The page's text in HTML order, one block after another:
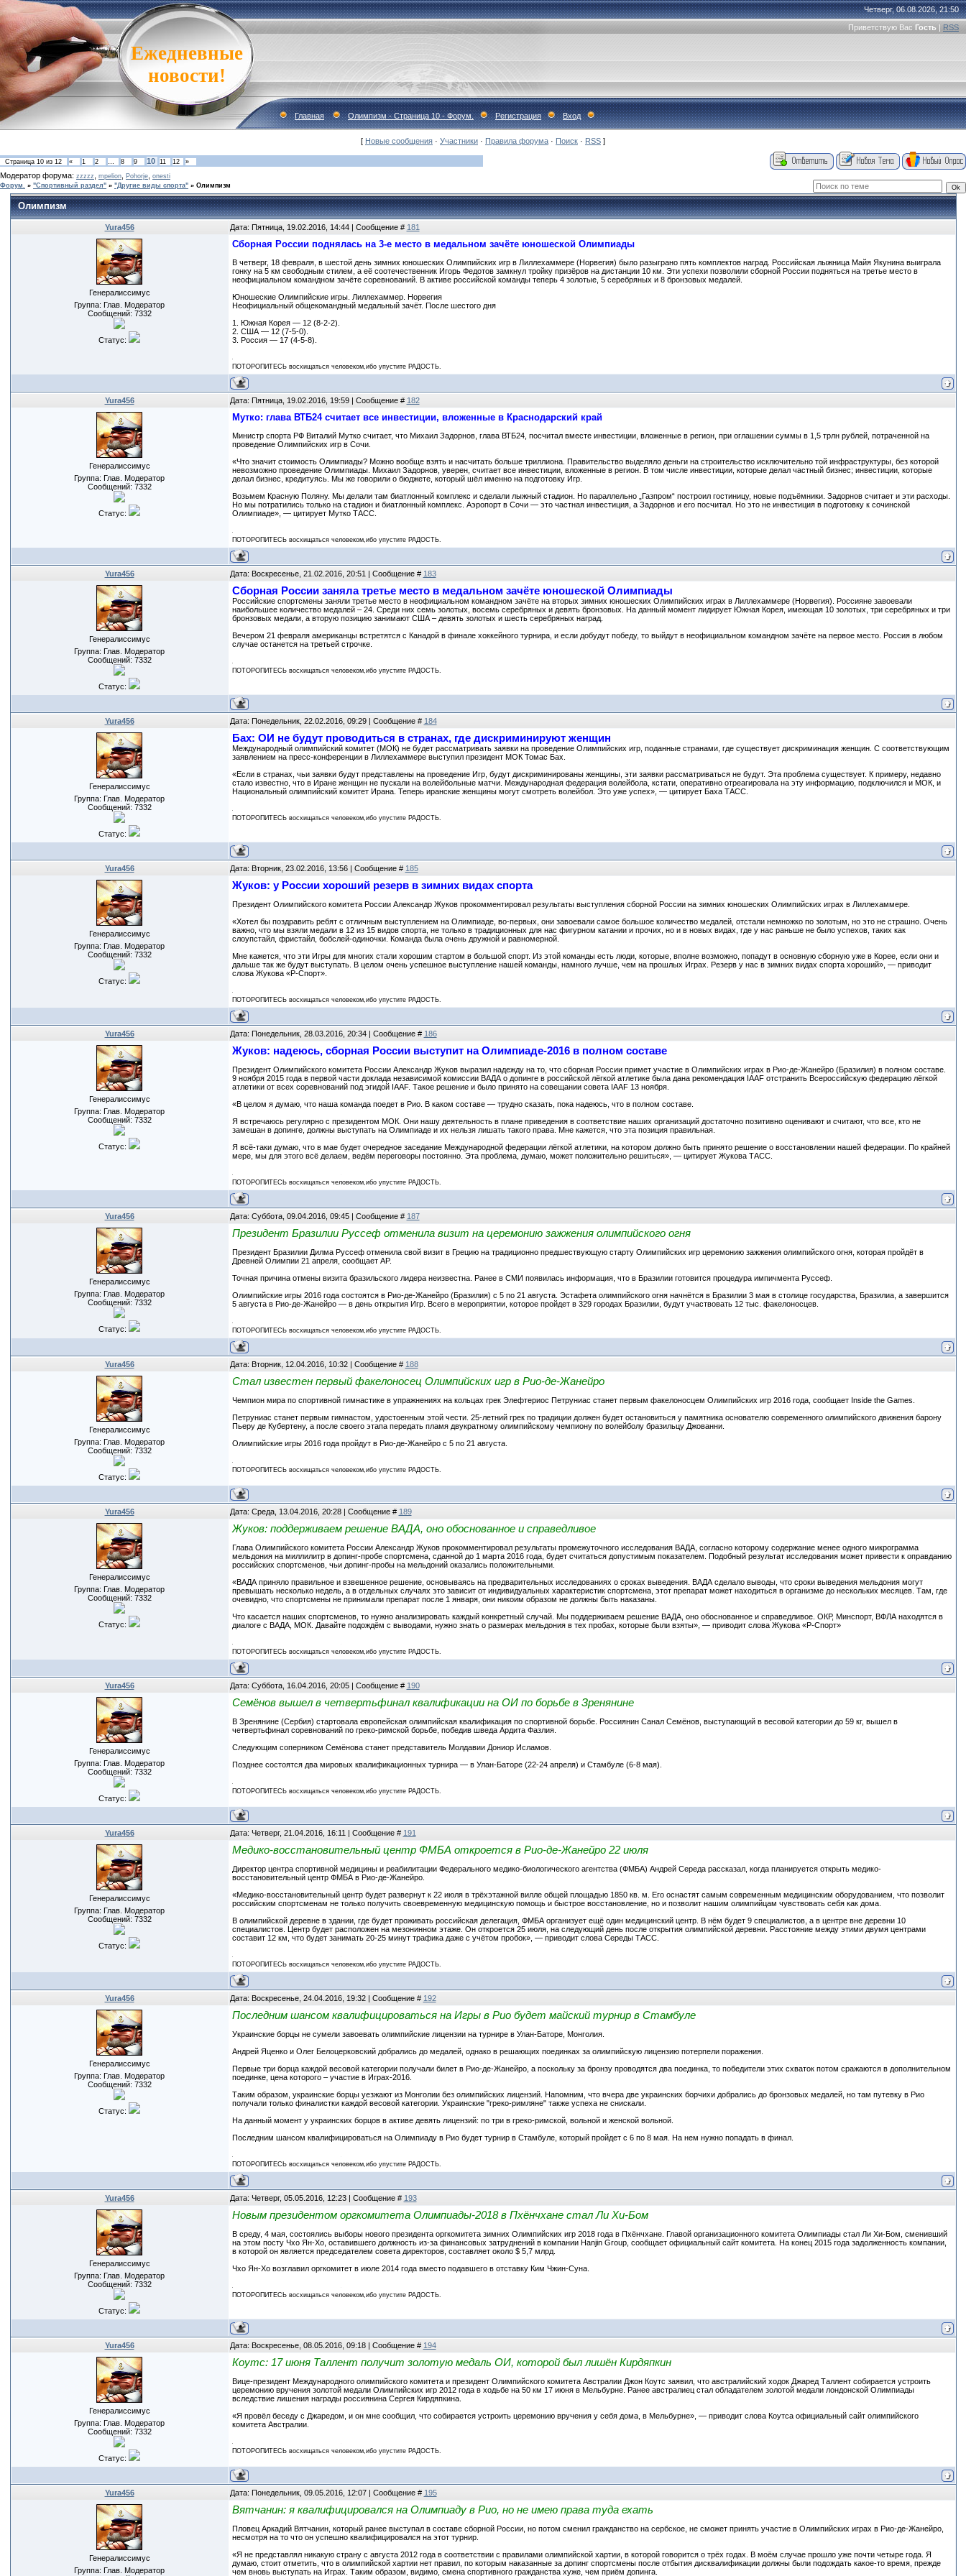
Ежедневные
новости!
Четверг, 06.08.2026, 21:50
Приветствую Вас Гость | RSS
Главная Олимпизм - Страница 10 - Форум. Регистрация Вход
[ Новые сообщения · Участники · Правила форума · Поиск · RSS ]
Страница 10 из 12 « 1 2 … 8 9 10 11 12 »
Модератор форума: zzzzz mpelion Pohorje onesti
Форум. » "Спортивный раздел" » "Другие виды спорта" » Олимпизм
Олимпизм
Yura456 Дата: Пятница, 19.02.2016, 14:44 | Сообщение # 181
Генералиссимус
Группа: Глав. Модератор
Сообщений: 7332
Статус:
Сборная России поднялась на 3-е место в медальном зачёте юношеской Олимпиады
В четверг, 18 февраля, в шестой день зимних юношеских Олимпийских игр в Лиллехаммере (Норвегия) было разыграно пять комплектов наград. Российская лыжница Майя Якунина выиграла
гонку на 5 км свободным стилем, а её соотечественник Игорь Федотов замкнул тройку призёров на дистанции 10 км. Эти успехи позволили сборной России подняться на третье место в
неофициальном командном зачёте соревнований. В активе российской команды теперь 4 золотые, 5 серебряных и 8 бронзовых медалей.
Юношеские Олимпийские игры. Лиллехаммер. Норвегия
Неофициальный общекомандный медальный зачёт. После шестого дня
1. Южная Корея — 12 (8-2-2).
2. США — 12 (7-5-0).
3. Россия — 17 (4-5-8).
ПОТОРОПИТЕСЬ восхищаться человеком,ибо упустите РАДОСТЬ.
Yura456 Дата: Пятница, 19.02.2016, 19:59 | Сообщение # 182
Генералиссимус
Группа: Глав. Модератор
Сообщений: 7332
Статус:
Мутко: глава ВТБ24 считает все инвестиции, вложенные в Краснодарский край
Министр спорта РФ Виталий Мутко считает, что Михаил Задорнов, глава ВТБ24, посчитал вместе инвестиции, вложенные в регион, при оглашении суммы в 1,5 трлн рублей, потраченной на
проведение Олимпийских игр в Сочи.
«Что значит стоимость Олимпиады? Можно вообще взять и насчитать больше триллиона. Правительство выделяло деньги на строительство исключительно той инфраструктуры, без которой
невозможно проведение Олимпиады. Михаил Задорнов, уверен, считает все инвестиции, вложенные в регион. В том числе инвестиции, которые делал частный бизнес; инвестиции, которые
делал бизнес, кредитуясь. Мы же говорили о бюджете, который шёл именно на подготовку Игр.
Возьмем Красную Поляну. Мы делали там биатлонный комплекс и сделали лыжный стадион. Но параллельно „Газпром“ построил гостиницу, новые подъёмники. Задорнов считает и эти расходы.
Но мы потратились только на стадион и биатлонный комплекс. Аэропорт в Сочи — это частная инвестиция, а Задорнов и его посчитал. Но это не инвестиция в подготовку к сочинской
Олимпиаде», — цитирует Мутко ТАСС.
ПОТОРОПИТЕСЬ восхищаться человеком,ибо упустите РАДОСТЬ.
Yura456 Дата: Воскресенье, 21.02.2016, 20:51 | Сообщение # 183
Генералиссимус
Группа: Глав. Модератор
Сообщений: 7332
Статус:
Сборная России заняла третье место в медальном зачёте юношеской Олимпиады
Российские спортсмены заняли третье место в неофициальном командном зачёте на вторых зимних юношеских Олимпийских играх в Лиллехаммере (Норвегия). Россияне завоевали
наибольшее количество медалей – 24. Среди них семь золотых, восемь серебряных и девять бронзовых. На данный момент лидирует Южная Корея, имеющая 10 золотых, три серебряных и три
бронзовых медали, а вторую позицию занимают США – девять золотых и шесть серебряных наград.
Вечером 21 февраля американцы встретятся с Канадой в финале хоккейного турнира, и если добудут победу, то выйдут в неофициальном командном зачёте на первое место. Россия в любом
случае останется на третьей строчке.
ПОТОРОПИТЕСЬ восхищаться человеком,ибо упустите РАДОСТЬ.
Yura456 Дата: Понедельник, 22.02.2016, 09:29 | Сообщение # 184
Генералиссимус
Группа: Глав. Модератор
Сообщений: 7332
Статус:
Бах: ОИ не будут проводиться в странах, где дискриминируют женщин
Международный олимпийский комитет (МОК) не будет рассматривать заявки на проведение Олимпийских игр, поданные странами, где существует дискриминация женщин. С соответствующим
заявлением на пресс-конференции в Лиллехаммере выступил президент МОК Томас Бах.
«Если в странах, чьи заявки будут представлены на проведение Игр, будут дискриминированы женщины, эти заявки рассматриваться не будут. Эта проблема существует. К примеру, недавно
стало известно, что в Иране женщин не пускали на волейбольные матчи. Международная федерация волейбола, кстати, оперативно отреагировала на эту информацию, подключился и МОК, и
Национальный олимпийский комитет Ирана. Теперь иранские женщины могут смотреть волейбол. Это уже успех», — цитирует Баха ТАСС.
ПОТОРОПИТЕСЬ восхищаться человеком,ибо упустите РАДОСТЬ.
Yura456 Дата: Вторник, 23.02.2016, 13:56 | Сообщение # 185
Генералиссимус
Группа: Глав. Модератор
Сообщений: 7332
Статус:
Жуков: у России хороший резерв в зимних видах спорта
Президент Олимпийского комитета России Александр Жуков прокомментировал результаты выступления сборной России на зимних юношеских Олимпийских играх в Лиллехаммере.
«Хотел бы поздравить ребят с отличным выступлением на Олимпиаде, во-первых, они завоевали самое большое количество медалей, отстали немножко по золотым, но это не страшно. Очень
важно, что мы взяли медали в 12 из 15 видов спорта, не только в традиционных для нас фигурном катании и прочих, но и в новых видах, где у нас раньше не было успехов, таких как
слоупстайл, фристайл, бобслей-одиночки. Команда была очень дружной и равномерной.
Мне кажется, что эти Игры для многих стали хорошим стартом в большой спорт. Из этой команды есть люди, которые, вполне возможно, попадут в основную сборную уже в Корее, если они и
дальше так же будут выступать. В целом очень успешное выступление нашей команды, намного лучше, чем на прошлых Играх. Резерв у нас в зимних видах спорта хороший», — приводит
слова Жукова «Р-Спорт».
ПОТОРОПИТЕСЬ восхищаться человеком,ибо упустите РАДОСТЬ.
Yura456 Дата: Понедельник, 28.03.2016, 20:34 | Сообщение # 186
Генералиссимус
Группа: Глав. Модератор
Сообщений: 7332
Статус:
Жуков: надеюсь, сборная России выступит на Олимпиаде-2016 в полном составе
Президент Олимпийского комитета России Александр Жуков выразил надежду на то, что сборная России примет участие в Олимпийских играх в Рио-де-Жанейро (Бразилия) в полном составе.
9 ноября 2015 года в первой части доклада независимой комиссии ВАДА о допинге в российской лёгкой атлетике была дана рекомендация IAAF отстранить Всероссийскую федерацию лёгкой
атлетики от всех соревнований под эгидой IAAF. Такое решение и было принято на совещании совета IAAF 13 ноября.
«В целом я думаю, что наша команда поедет в Рио. В каком составе — трудно сказать, пока надеюсь, что в полном составе.
Я встречаюсь регулярно с президентом МОК. Они нашу деятельность в плане приведения в соответствие наших организаций достаточно позитивно оценивают и считают, что все, кто не
замешан в допинге, должны выступать на Олимпиаде и их нельзя лишать такого права. Мне кажется, что эта позиция правильная.
Я всё-таки думаю, что в мае будет очередное заседание Международной федерации лёгкой атлетики, на котором должно быть принято решение о восстановлении нашей федерации. По крайней
мере, мы для этого всё делаем, ведём переговоры постоянно. Эта проблема, думаю, может положительно решиться», — цитирует Жукова ТАСС.
ПОТОРОПИТЕСЬ восхищаться человеком,ибо упустите РАДОСТЬ.
Yura456 Дата: Суббота, 09.04.2016, 09:45 | Сообщение # 187
Генералиссимус
Группа: Глав. Модератор
Сообщений: 7332
Статус:
Президент Бразилии Руссеф отменила визит на церемонию зажжения олимпийского огня
Президент Бразилии Дилма Руссеф отменила свой визит в Грецию на традиционно предшествующую старту Олимпийских игр церемонию зажжения олимпийского огня, которая пройдёт в
Древней Олимпии 21 апреля, сообщает AP.
Точная причина отмены визита бразильского лидера неизвестна. Ранее в СМИ появилась информация, что в Бразилии готовится процедура импичмента Руссеф.
Олимпийские игры 2016 года состоятся в Рио-де-Жанейро (Бразилия) с 5 по 21 августа. Эстафета олимпийского огня начнётся в Бразилии 3 мая в столице государства, Бразилиа, а завершится
5 августа в Рио-де-Жанейро — в день открытия Игр. Всего в мероприятии, которое пройдет в 329 городах Бразилии, будут участвовать 12 тыс. факелоносцев.
ПОТОРОПИТЕСЬ восхищаться человеком,ибо упустите РАДОСТЬ.
Yura456 Дата: Вторник, 12.04.2016, 10:32 | Сообщение # 188
Генералиссимус
Группа: Глав. Модератор
Сообщений: 7332
Статус:
Стал известен первый факелоносец Олимпийских игр в Рио-де-Жанейро
Чемпион мира по спортивной гимнастике в упражнениях на кольцах грек Элефтериос Петруниас станет первым факелоносцем Олимпийских игр 2016 года, сообщает Inside the Games.
Петруниас станет первым гимнастом, удостоенным этой чести. 25-летний грек по традиции должен будет остановиться у памятника основателю современного олимпийского движения барону
Пьеру де Кубертену, а после своего этапа передать пламя двукратному олимпийскому чемпиону по волейболу бразильцу Джованни.
Олимпийские игры 2016 года пройдут в Рио-де-Жанейро с 5 по 21 августа.
ПОТОРОПИТЕСЬ восхищаться человеком,ибо упустите РАДОСТЬ.
Yura456 Дата: Среда, 13.04.2016, 20:28 | Сообщение # 189
Генералиссимус
Группа: Глав. Модератор
Сообщений: 7332
Статус:
Жуков: поддерживаем решение ВАДА, оно обоснованное и справедливое
Глава Олимпийского комитета России Александр Жуков прокомментировал результаты промежуточного исследования ВАДА, согласно которому содержание менее одного микрограмма
мельдония на миллилитр в допинг-пробе спортсмена, сданной до 1 марта 2016 года, будет считаться допустимым показателем. Подобный результат исследования может привести к оправданию
российских спортсменов, чьи допинг-пробы на мельдоний оказались положительными.
«ВАДА приняло правильное и взвешенное решение, основываясь на предварительных исследованиях о сроках выведения. ВАДА сделало выводы, что сроки выведения мельдония могут
превышать несколько недель, а в отдельных случаях это зависит от индивидуальных характеристик спортсмена, этот препарат может находиться в организме до нескольких месяцев. Там, где
очевидно, что спортсмены не принимали препарат после 1 января, они никоим образом не должны быть наказаны.
Что касается наших спортсменов, то нужно анализировать каждый конкретный случай. Мы поддерживаем решение ВАДА, оно обоснованное и справедливое. ОКР, Минспорт, ВФЛА находятся в
диалоге с ВАДА, МОК. Давайте подождём с выводами, нужно знать о размерах мельдония в тех пробах, которые были взяты», — приводит слова Жукова «Р-Спорт»
ПОТОРОПИТЕСЬ восхищаться человеком,ибо упустите РАДОСТЬ.
Yura456 Дата: Суббота, 16.04.2016, 20:05 | Сообщение # 190
Генералиссимус
Группа: Глав. Модератор
Сообщений: 7332
Статус:
Семёнов вышел в четвертьфинал квалификации на ОИ по борьбе в Зренянине
В Зренянине (Сербия) стартовала европейская олимпийская квалификация по спортивной борьбе. Россиянин Санал Семёнов, выступающий в весовой категории до 59 кг, вышел в
четвертьфинал соревнований по греко-римской борьбе, победив шведа Ардита Фазлия.
Следующим соперником Семёнова станет представитель Молдавии Дониор Исламов.
Позднее состоятся два мировых квалификационных турнира — в Улан-Баторе (22-24 апреля) и Стамбуле (6-8 мая).
ПОТОРОПИТЕСЬ восхищаться человеком,ибо упустите РАДОСТЬ.
Yura456 Дата: Четверг, 21.04.2016, 16:11 | Сообщение # 191
Генералиссимус
Группа: Глав. Модератор
Сообщений: 7332
Статус:
Медико-восстановительный центр ФМБА откроется в Рио-де-Жанейро 22 июля
Директор центра спортивной медицины и реабилитации Федерального медико-биологического агентства (ФМБА) Андрей Середа рассказал, когда планируется открыть медико-
восстановительный центр ФМБА в Рио-де-Жанейро.
«Медико-восстановительный центр будет развернут к 22 июля в трёхэтажной вилле общей площадью 1850 кв. м. Его оснастят самым современным медицинским оборудованием, что позволит
российским спортсменам не только получить своевременную медицинскую помощь и быстрое восстановление, но и позволит нашим олимпийцам чувствовать себя как дома.
В олимпийской деревне в здании, где будет проживать российская делегация, ФМБА организует ещё один медицинский центр. В нём будет 9 специалистов, а в центре вне деревни 10
специалистов. Центр будет расположен на мезонинном этаже. Он откроется 25 июля, на следующий день после открытия олимпийской деревни. Расстояние между этими двумя центрами
составит 12 км, что будет занимать 20-25 минут трафика даже с учётом пробок», — приводит слова Середы ТАСС.
ПОТОРОПИТЕСЬ восхищаться человеком,ибо упустите РАДОСТЬ.
Yura456 Дата: Воскресенье, 24.04.2016, 19:32 | Сообщение # 192
Генералиссимус
Группа: Глав. Модератор
Сообщений: 7332
Статус:
Последним шансом квалифицироваться на Игры в Рио будет майский турнир в Стамбуле
Украинские борцы не сумели завоевать олимпийские лицензии на турнире в Улан-Баторе, Монголия.
Андрей Яценко и Олег Белоцерковский добрались до медалей, однако в решающих поединках за олимпийскую лицензию потерпели поражения.
Первые три борца каждой весовой категории получали билет в Рио-де-Жанейро, а поскольку за бронзу проводятся два поединка, то победители этих схваток потом сражаются в дополнительном
поединке, цена которого – участие в Играх-2016.
Таким образом, украинские борцы уезжают из Монголии без олимпийских лицензий. Напомним, что вчера две украинских борчихи добрались до бронзовых медалей, но там путевку в Рио
получали только финалистки каждой весовой категории. Украинские "греко-римляне" также успеха не снискали.
На данный момент у украинских борцов в активе девять лицензий: по три в греко-римской, вольной и женской вольной.
Последним шансом квалифицироваться на Олимпиаду в Рио будет турнир в Стамбуле, который пройдет с 6 по 8 мая. На нем нужно попадать в финал.
ПОТОРОПИТЕСЬ восхищаться человеком,ибо упустите РАДОСТЬ.
Yura456 Дата: Четверг, 05.05.2016, 12:23 | Сообщение # 193
Генералиссимус
Группа: Глав. Модератор
Сообщений: 7332
Статус:
Новым президентом оргкомитета Олимпиады-2018 в Пхёнчхане стал Ли Хи-Бом
В среду, 4 мая, состоялись выборы нового президента оргкомитета зимних Олимпийских игр 2018 года в Пхёнчхане. Главой организационного комитета Олимпиады стал Ли Хи-Бом, сменивший
на этом посту Чхо Ян-Хо, оставившего должность из-за финансовых затруднений в компании Hanjin Group, сообщает официальный сайт комитета. На конец 2015 года задолженность компании,
в которой он является председателем совета директоров, составляет около $ 5,7 млрд.
Чхо Ян-Хо возглавил оргкомитет в июле 2014 года вместо подавшего в отставку Ким Чжин-Суна.
ПОТОРОПИТЕСЬ восхищаться человеком,ибо упустите РАДОСТЬ.
Yura456 Дата: Воскресенье, 08.05.2016, 09:18 | Сообщение # 194
Генералиссимус
Группа: Глав. Модератор
Сообщений: 7332
Статус:
Коутс: 17 июня Таллент получит золотую медаль ОИ, которой был лишён Кирдяпкин
Вице-президент Международного олимпийского комитета и президент Олимпийского комитета Австралии Джон Коутс заявил, что австралийский ходок Джаред Таллент собирается устроить
церемонию вручения золотой медали Олимпийских игр 2012 года в ходьбе на 50 км 17 июня в Мельбурне. Ранее австралиец стал обладателем золотой медали лондонской Олимпиады
вследствие лишения награды россиянина Сергея Кирдяпкина.
«Я провёл беседу с Джаредом, и он мне сообщил, что собирается устроить церемонию вручения у себя дома, в Мельбурне», — приводит слова Коутса официальный сайт олимпийского
комитета Австралии.
ПОТОРОПИТЕСЬ восхищаться человеком,ибо упустите РАДОСТЬ.
Yura456 Дата: Понедельник, 09.05.2016, 12:07 | Сообщение # 195
Генералиссимус
Группа: Глав. Модератор
Вятчанин: я квалифицировался на Олимпиаду в Рио, но не имею права туда ехать
Пловец Аркадий Вятчанин, который ранее выступал в составе сборной России, но потом сменил гражданство на сербское, не сможет принять участие в Олимпийских играх в Рио-де-Жанейро,
несмотря на то что он успешно квалифицировался на этот турнир.
«Я не представлял никакую страну с августа 2012 года в соответствии с правилами олимпийской хартии, в которой говорится о трёх годах. В моём случае прошло уже почти четыре года. Я
думаю, стоит отметить, что в олимпийской хартии нет правил, по которым наказанные за допинг спортсмены после отбытия дисквалификации должны были подождать какое-то время, прежде
чем вновь выступать на Играх. Таким образом, видимо, смена спортивного гражданства хуже, чем приём допинга.